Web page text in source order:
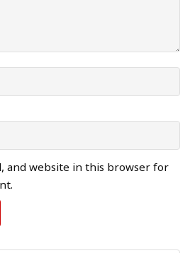
and website in this browser for